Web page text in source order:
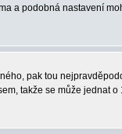
a podobná nastavení
pak tou
takže se může jednat